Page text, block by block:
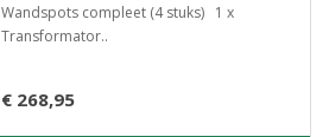
Wandspots compleet (4 stuks) 1 x
Transformator..
€ 268,95